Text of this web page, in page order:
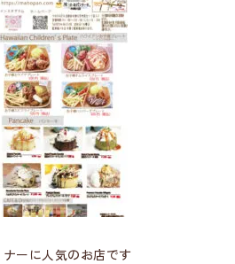
ーに人気のお店です